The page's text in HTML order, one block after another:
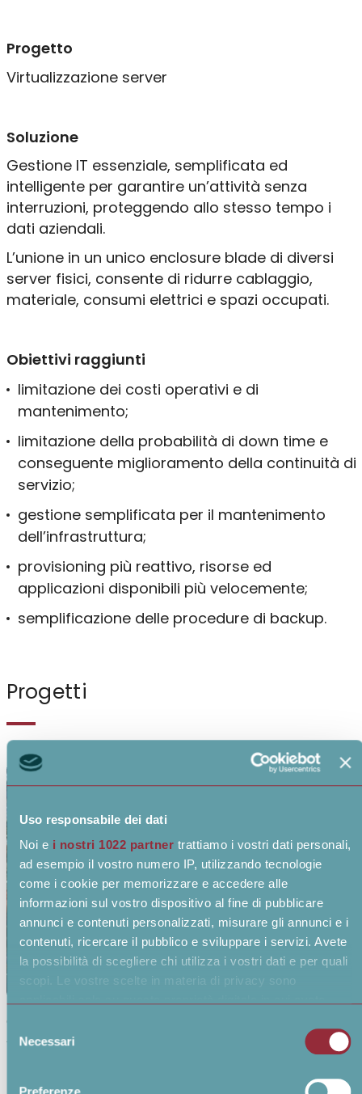
Uso responsabile dei dati
Noi e i nostri 1022 partnertrattiamo i vostri dati personali,
ad esempio il vostro numero IP, utilizzando tecnologie
come i cookie per memorizzare e accedere alle
informazioni sul vostro dispositivo al fine di pubblicare
annunci e contenuti personalizzati, misurare gli annunci e i
contenuti, ricercare il pubblico e sviluppare i servizi. Avete
la possibilità di scegliere chi utilizza i vostri dati e per quali
scopi. Le vostre scelte in materia di privacy sono
revocare il proprio consenso in qualsiasi momento dalla
Selezione
delNecessari
Preferenze
Manutenzione & Assistenza
Progetti
Clienti
Progetto
Virtualizzazione server
Soluzione
Gestione IT essenziale, semplificata ed
intelligente per garantire un’attività senza
interruzioni, proteggendo allo stesso tempo i
dati aziendali.
L’unione in un unico enclosure blade di diversi
server fisici, consente di ridurre cablaggio,
materiale, consumi elettrici e spazi occupati.
Obiettivi raggiunti
limitazione dei costi operativi e di
mantenimento;
limitazione della probabilità di down time e
conseguente miglioramento della continuità di
servizio;
gestione semplificata per il mantenimento
dell’infrastruttura;
provisioning più reattivo, risorse ed
applicazioni disponibili più velocemente;
semplificazione delle procedure di backup.
Progetti
Gestione dell'infrastruttura